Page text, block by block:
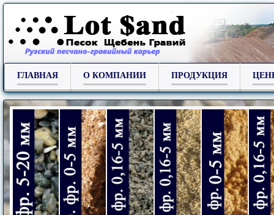
ГЛАВНАЯ О КОМПАНИИ ПРОДУКЦИЯ